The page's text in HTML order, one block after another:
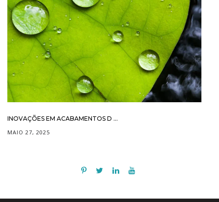
INOVAÇÕES EM ACABAMENTOS D ...
MAIO 27, 2025